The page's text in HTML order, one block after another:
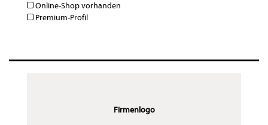
Online-Shop vorhanden
Premium-Profil
Firmenlogo